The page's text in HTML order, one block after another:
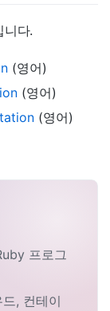
니다.
(영어)
(영어)
(영어)
프로그
, 컨테이